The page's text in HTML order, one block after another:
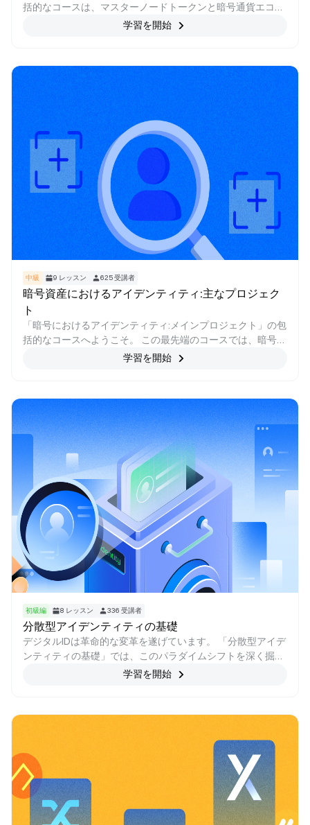
括的なコースは、マスターノードトークンと暗号通貨エコシ
ステムにおけるその重要性を深く理解できるように設計され
マスターノードベースの暗号通貨を探索し、マスターノード
ネットワークの背後にある基本的な概念を探求するための知
識とスキルを身に付けます。 マスターノードトークンの内部
構造を掘り下げ、分散型金融の未来を形作る上でマスターノ
ードトークンが持つ可能性を解き放ちながら、このエキサイ
ティングな旅に参加してください。
学習を開始
中級 9 レッスン 625受講者
暗号資産におけるアイデンティティ:主なプロジェク
ト
「暗号におけるアイデンティティ:メインプロジェクト」の包
括的なコースへようこそ。 この最先端のコースでは、暗号通
貨エコシステム内のIDトークンの魅力的な領域を探求する旅
ューションの重要性が最も重要になります。 このコースで
は、IDトークン、Web3エコシステムにおけるIDトークンの
重要性、およびID検証、プライバシー、および信頼性に革命
を起こす可能性に関する深い知識を提供します。 この啓発的
な探求に参加して、デジタル時代の分散型IDのダイナミック
な状況をナビゲートするための専門知識を身に付けてくださ
い。
学習を開始
初級編 8 レッスン 336 受講者
分散型アイデンティティの基礎
デジタルIDは革命的な変革を遂げています。 「分散型アイデ
ンティティの基礎」では、このパラダイムシフトを深く掘り
下げ、個人が自分の個人データのコントロールを取り戻す世
ィティ管理の未来をナビゲートする準備はできていますか?
学習を開始